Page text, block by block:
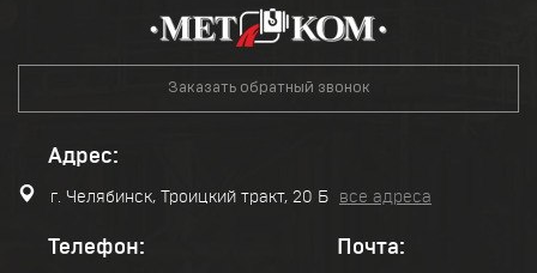
Заказать обратный звонок
Адрес:
г. Челябинск, Троицкий тракт, 20 Б все адреса
Телефон: Почта: